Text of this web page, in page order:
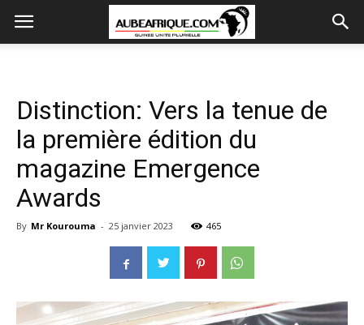
Distinction: Vers la tenue de
la première édition du
magazine Emergence
Awards
By Mr Kourouma - 25 janvier 2023 465